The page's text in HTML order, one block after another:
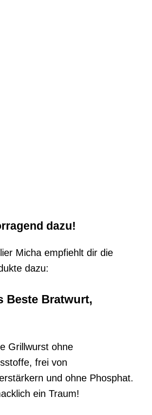
dazu!
Micha empfiehlt dir die
dazu:
Beste Bratwurt,
Grillwurst ohne
frei von
und ohne Phosphat.
ein Traum!